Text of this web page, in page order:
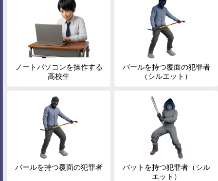
ノートパソコンを操作する
高校生
バールを持つ覆面の犯罪者
（シルエット）
バールを持つ覆面の犯罪者
バットを持つ犯罪者（シル
エット）